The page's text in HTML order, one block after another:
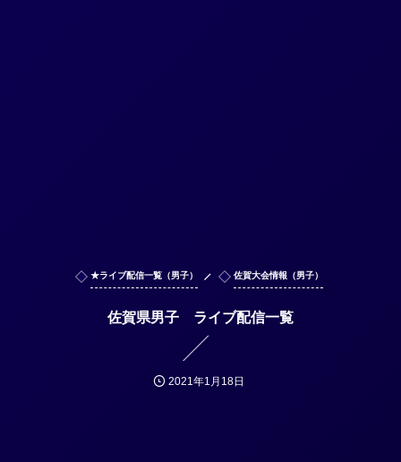
★ライブ配信一覧（男子） 佐賀大会情報（男子）
佐賀県男子 ライブ配信一覧
2021年1月18日